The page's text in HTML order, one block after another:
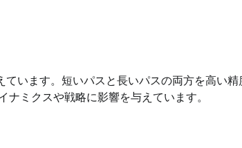
います。短いパスと長いパスの両方を高い精
ミクスや戦略に影響を与えています。